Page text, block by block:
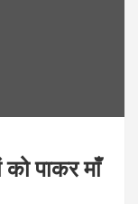
पाकर माँ